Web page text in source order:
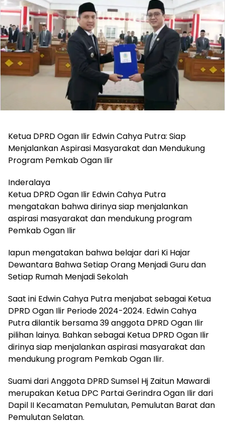
Ketua DPRD Ogan Ilir Edwin Cahya Putra: Siap
Menjalankan Aspirasi Masyarakat dan Mendukung
Program Pemkab Ogan Ilir
Inderalaya
Ketua DPRD Ogan Ilir Edwin Cahya Putra
mengatakan bahwa dirinya siap menjalankan
aspirasi masyarakat dan mendukung program
Pemkab Ogan Ilir
Iapun mengatakan bahwa belajar dari Ki Hajar
Dewantara Bahwa Setiap Orang Menjadi Guru dan
Setiap Rumah Menjadi Sekolah
Saat ini Edwin Cahya Putra menjabat sebagai Ketua
DPRD Ogan Ilir Periode 2024-2024. Edwin Cahya
Putra dilantik bersama 39 anggota DPRD Ogan Ilir
pilihan lainya. Bahkan sebagai Ketua DPRD Ogan Ilir
dirinya siap menjalankan aspirasi masyarakat dan
mendukung program Pemkab Ogan Ilir.
Suami dari Anggota DPRD Sumsel Hj Zaitun Mawardi
merupakan Ketua DPC Partai Gerindra Ogan Ilir dari
Dapil II Kecamatan Pemulutan, Pemulutan Barat dan
Pemulutan Selatan.